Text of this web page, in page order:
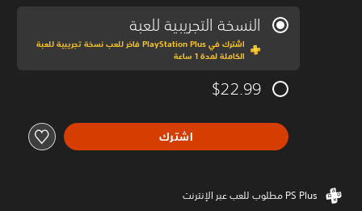
النسخة التجريبية للعبة
اشترك في PlayStation Plus فاخر للعب نسخة تجريبية للعبة
الكاملة لمدة 1 ساعة
$22.99
اشترك